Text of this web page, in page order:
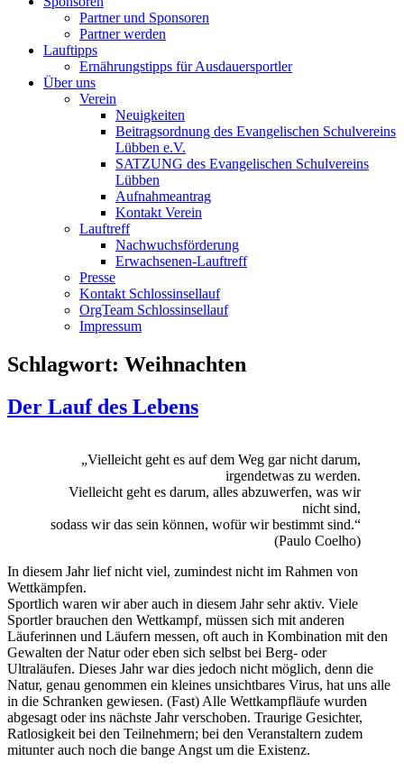
Partner und Sponsoren
Partner werden
Lauftipps
Ernährungstipps für Ausdauersportler
Über uns
Verein
Neuigkeiten
Beitragsordnung des Evangelischen Schulvereins
Lübben e.V.
SATZUNG des Evangelischen Schulvereins
Lübben
Aufnahmeantrag
Kontakt Verein
Lauftreff
Nachwuchsförderung
Erwachsenen-Lauftreff
Presse
Kontakt Schlossinsellauf
OrgTeam Schlossinsellauf
Impressum
Schlagwort: Weihnachten
Der Lauf des Lebens
„Vielleicht geht es auf dem Weg gar nicht darum,
irgendetwas zu werden.
Vielleicht geht es darum, alles abzuwerfen, was wir
nicht sind,
sodass wir das sein können, wofür wir bestimmt sind.“
(Paulo Coelho)
In diesem Jahr lief nicht viel, zumindest nicht im Rahmen von
Wettkämpfen.
Sportlich waren wir aber auch in diesem Jahr sehr aktiv. Viele
Sportler brauchen den Wettkampf, müssen sich mit anderen
Läuferinnen und Läufern messen, oft auch in Kombination mit den
Gewalten der Natur oder eben sich selbst bei Berg- oder
Ultraläufen. Dieses Jahr war dies jedoch nicht möglich, denn die
Natur, genau genommen ein kleines unsichtbares Virus, hat uns alle
in die Schranken gewiesen. (Fast) Alle Wettkampfläufe wurden
abgesagt oder ins nächste Jahr verschoben. Traurige Gesichter,
Ratlosigkeit bei den Teilnehmern; bei den Veranstaltern zudem
mitunter auch noch die bange Angst um die Existenz.